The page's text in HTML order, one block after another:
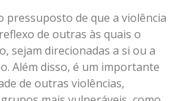
pressuposto de que a violência
de outras às quais o
sejam direcionadas a si ou a
Além disso, é um importante
de outras violências,